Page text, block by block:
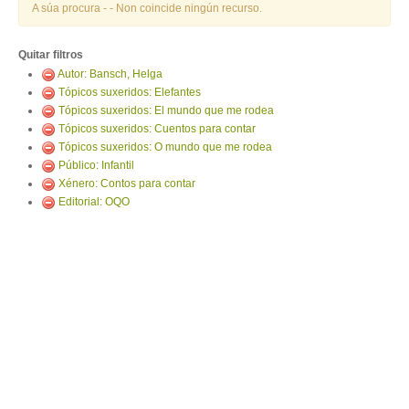
A súa procura - - Non coincide ningún recurso.
Quitar filtros
Autor: Bansch, Helga
Tópicos suxeridos: Elefantes
Tópicos suxeridos: El mundo que me rodea
Tópicos suxeridos: Cuentos para contar
Tópicos suxeridos: O mundo que me rodea
Público: Infantil
Xénero: Contos para contar
Editorial: OQO